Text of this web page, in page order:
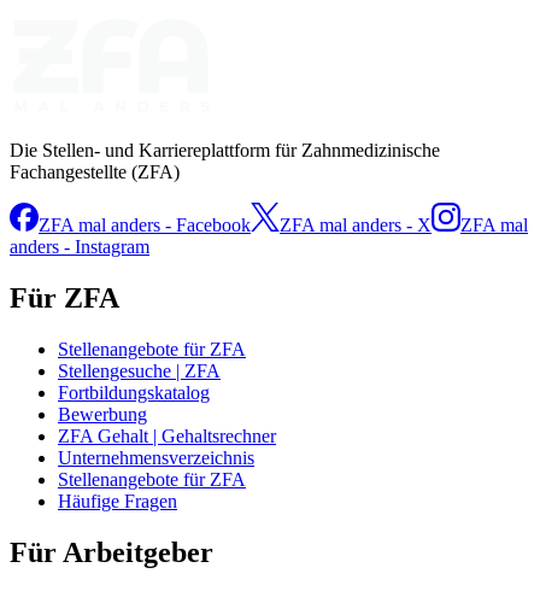
Die Stellen- und Karriereplattform für Zahnmedizinische
Fachangestellte (ZFA)
ZFA mal anders - Facebook ZFA mal anders - X
ZFA mal
anders - Instagram
Für ZFA
Stellenangebote für ZFA
Stellengesuche | ZFA
Fortbildungskatalog
Bewerbung
ZFA Gehalt | Gehaltsrechner
Unternehmensverzeichnis
Stellenangebote für ZFA
Häufige Fragen
Für Arbeitgeber